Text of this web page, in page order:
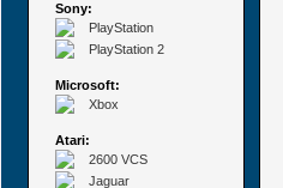
Sony:
PlayStation
PlayStation 2
Microsoft:
Xbox
Atari:
2600 VCS
Jaguar